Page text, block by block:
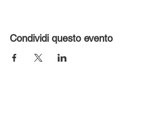
Condividi questo evento